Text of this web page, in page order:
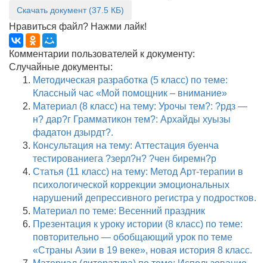
Скачать документ (37.5 КБ)
Нравиться файл? Нажми лайк!
Комментарии пользователей к документу:
Случайные документы:
Методическая разработка (5 класс) по теме:
Классный час «Мой помощник – внимание»
Материал (8 класс) на тему: Урочы тем?: ?рдз —
н? дар?г Грамматикон тем?: Архайды хуызы
фадатон дзырдт?.
Консультация на тему: Аттестация буенча
тестированиега ?зерл?н? ?чен биремн?р
Статья (11 класс) на тему: Метод Арт-терапии в
психологической коррекции эмоциональных
нарушений депрессивного регистра у подростков.
Материал по теме: Весенний праздник
Презентация к уроку истории (8 класс) по теме:
повторительно — обобщающий урок по теме
«Страны Азии в 19 веке», новая история 8 класс.